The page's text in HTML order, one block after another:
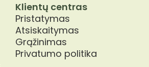
Klientų centras
Pristatymas
Atsiskaitymas
Grąžinimas
Privatumo politika